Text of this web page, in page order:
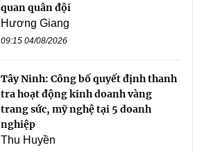
quan quân đội
Hương Giang
09:15 04/08/2026
Tây Ninh: Công bố quyết định thanh
tra hoạt động kinh doanh vàng
trang sức, mỹ nghệ tại 5 doanh
nghiệp
Thu Huyền